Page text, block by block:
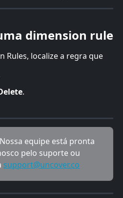
dimension rule
Rules, localize a regra que
.
equipe está pronta
pelo suporte ou
support@uncover.co